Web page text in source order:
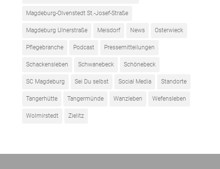
Magdeburg-Olvenstedt St.-Josef-Straße
Magdeburg Ulnerstraße Meisdorf News Osterwieck
Pflegebranche Podcast Pressemitteilungen
Schackensleben Schwanebeck Schönebeck
SC Magdeburg Sei Du selbst Social Media Standorte
Tangerhütte Tangermünde Wanzleben Wefensleben
Wolmirstedt Zielitz